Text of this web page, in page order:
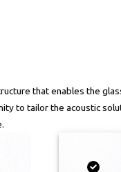
that enables the
to tailor the acoustic